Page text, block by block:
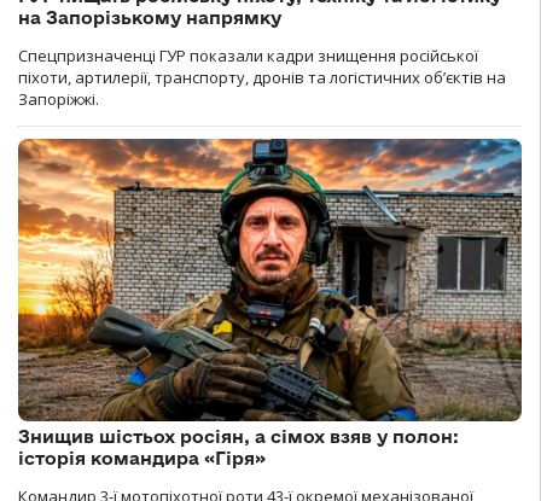
на Запорізькому напрямку
Спецпризначенці ГУР показали кадри знищення російської
піхоти, артилерії, транспорту, дронів та логістичних об’єктів на
Запоріжжі.
Знищив шістьох росіян, а сімох взяв у полон:
історія командира «Гіря»
Командир 3-ї мотопіхотної роти 43-ї окремої механізованої